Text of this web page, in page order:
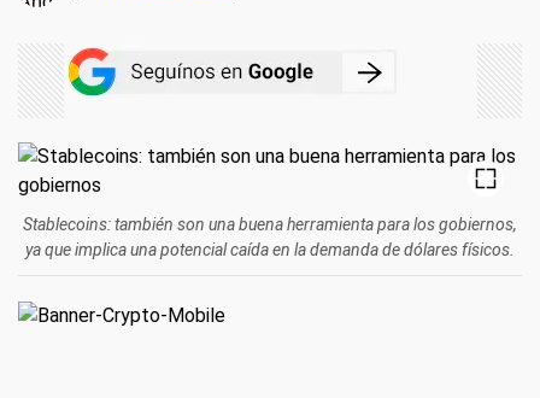
Stablecoins: también son una buena herramienta para los gobiernos,
ya que implica una potencial caída en la demanda de dólares físicos.